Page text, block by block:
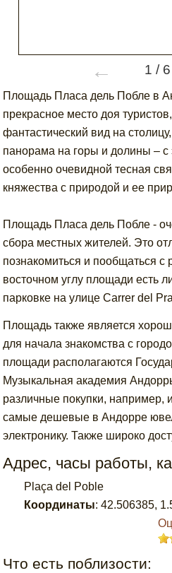
← 1 / 6
Площадь Пласа дель Побле в
прекрасное место доя
фантастический вид на
панорама на горы и долины – с
особенно очевидной тесная
княжества с природой и ее
Площадь Пласа дель Побле -
сбора местных жителей. Это
познакомиться и пообщаться
восточном углу площади есть
парковке на улице Carrer del
Площадь также является
для начала знакомства с
площади располагаются
Музыкальная академия
различные покупки, например,
самые дешевые в Андорре
электронику. Также широко
Адрес, часы работы,
Plaça del Poble
Координаты: 42.506385,
Что есть поблизости: